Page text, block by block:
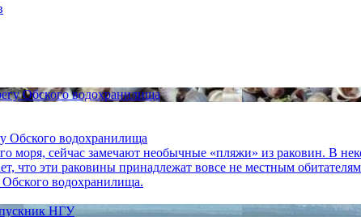
Обского водохранилища
моря, сейчас замечают необычные «пляжи» из раковин. В
что эти раковины принадлежат вовсе не местным
Обского водохранилища.